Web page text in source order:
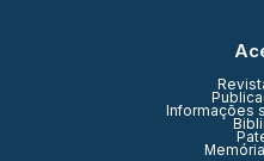
Informações